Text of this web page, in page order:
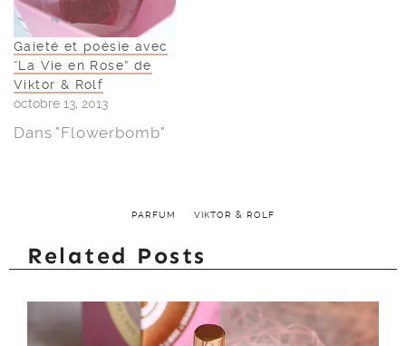
Gaieté et poésie avec
“La Vie en Rose” de
Viktor & Rolf
octobre 13, 2013
Dans "Flowerbomb"
PARFUM VIKTOR & ROLF
Related Posts